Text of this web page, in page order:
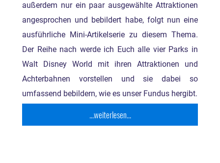
außerdem nur ein paar ausgewählte Attraktionen
angesprochen und bebildert habe, folgt nun eine
ausführliche Mini-Artikelserie zu diesem Thema.
Der Reihe nach werde ich Euch alle vier Parks in
Walt Disney World mit ihren Attraktionen und
Achterbahnen vorstellen und sie dabei so
umfassend bebildern, wie es unser Fundus hergibt.
...weiterlesen...